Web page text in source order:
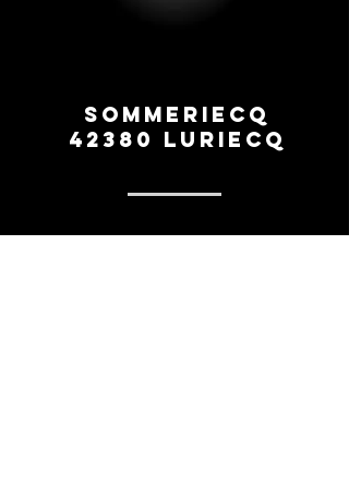
Sommeriecq
42380 Luriecq